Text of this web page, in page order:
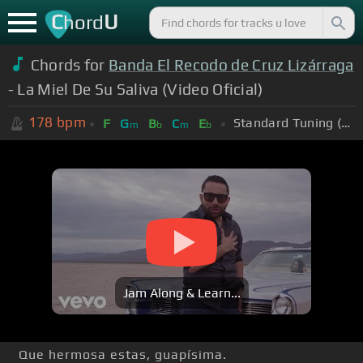
ChordU
Chords for Banda El Recodo de Cruz Lizárraga
- La Miel De Su Saliva (Video Oficial)
178 bpm F Gm Bb Cm Eb Standard Tuning (EADGBE)
Jam Along & Learn...
Que hermosa estas, guapísima.